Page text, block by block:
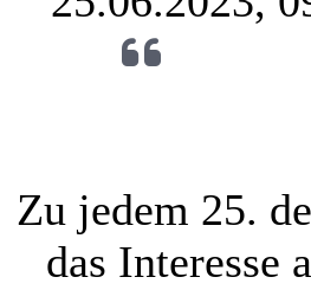
Zu jedem 25.
das Interesse